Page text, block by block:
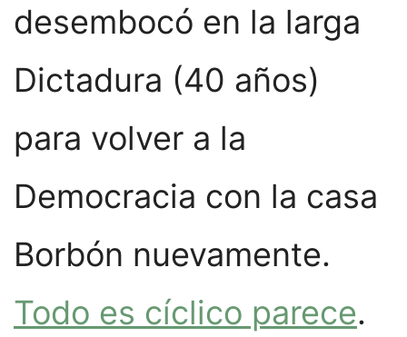
desembocó en la larga
Dictadura (40 años)
para volver a la
Democracia con la casa
Borbón nuevamente.
Todo es cíclico parece.